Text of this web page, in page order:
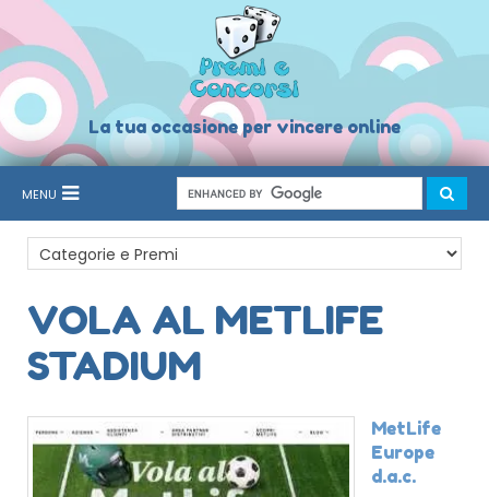
La tua occasione per vincere online
MENU
VOLA AL METLIFE
STADIUM
MetLife
Europe
d.a.c.